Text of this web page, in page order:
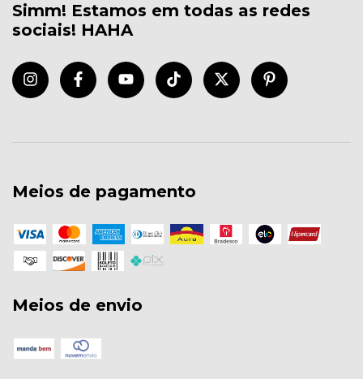
Simm! Estamos em todas as redes
sociais! HAHA
Meios de pagamento
Meios de envio